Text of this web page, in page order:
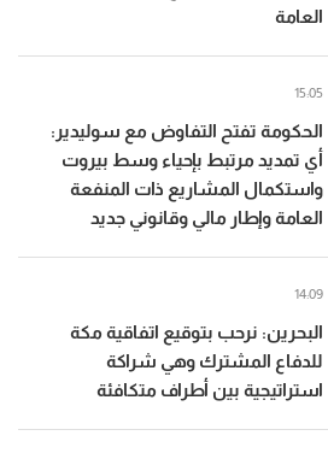
العامة
الحكومة تفتح التفاوض مع سوليدير:
أي تمديد مرتبط بإحياء وسط بيروت
واستكمال المشاريع ذات المنفعة
العامة وإطار مالي وقانوني جديد
15:05
البحرين: نرحب بتوقيع اتفاقية مكة
للدفاع المشترك وهي شراكة
استراتيجية بين أطراف متكافئة
14:09